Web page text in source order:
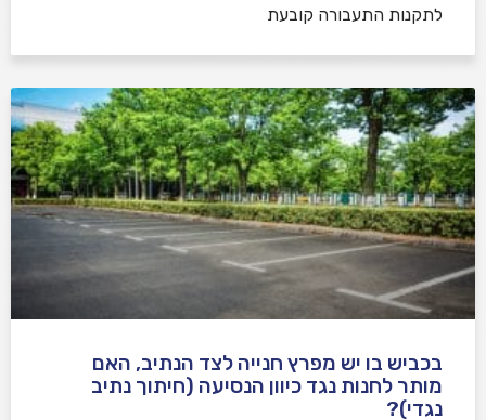
לתקנות התעבורה קובעת
בכביש בו יש מפרץ חנייה לצד הנתיב, האם
מותר לחנות נגד כיוון הנסיעה (חיתוך נתיב
נגדי)?